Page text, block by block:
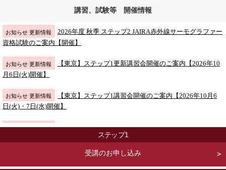
講習、試験等 開催情報
ステップ1
受講のお申し込み